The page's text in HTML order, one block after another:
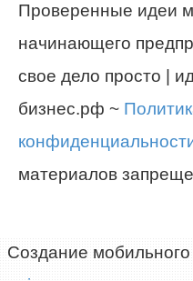
Проверенные идеи
начинающего
свое дело просто |
бизнес.рф ~
материалов
Создание